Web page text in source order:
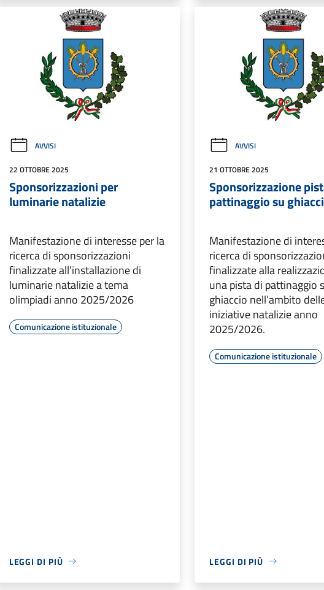
AVVISI
22 OTTOBRE 2025
Sponsorizzazioni per
luminarie natalizie
Manifestazione di interesse per la
ricerca di sponsorizzazioni
finalizzate all’installazione di
luminarie natalizie a tema
olimpiadi anno 2025/2026
Comunicazione istituzionale
LEGGI DI PIÙ
AVVISI
21 OTTOBRE 2025
Sponsorizzazione
pattinaggio su
Manifestazione di
ricerca di
finalizzate alla
una pista di pattinaggio
ghiaccio nell’ambito
iniziative natalizie anno
2025/2026.
Comunicazione istituzionale
LEGGI DI PIÙ